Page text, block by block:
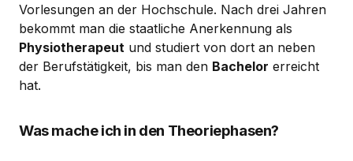
Vorlesungen an der Hochschule. Nach drei Jahren
bekommt man die staatliche Anerkennung als
Physiotherapeut und studiert von dort an neben
der Berufstätigkeit, bis man den Bachelor erreicht
hat.
Was mache ich in den Theoriephasen?